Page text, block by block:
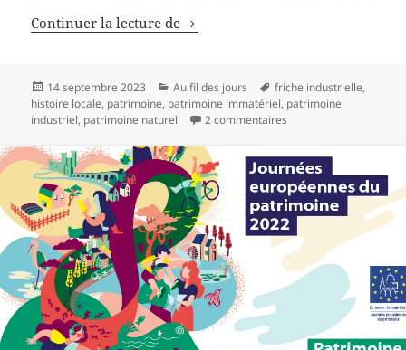
Continuer la lecture de Journées du patrimoine 2023
Publié
le
14 septembre 2023 Catégories
Au fil des jours
Mots-
clés
friche industrielle,
histoire locale, patrimoine, patrimoine immatériel, patrimoine
industriel, patrimoine naturel 2 commentaires